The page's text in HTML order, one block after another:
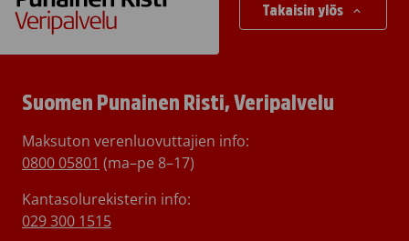
Takaisin ylös
Suomen Punainen Risti, Veripalvelu
Maksuton verenluovuttajien info:
0800 05801 (ma–pe 8–17)
Kantasolurekisterin info:
029 300 1515